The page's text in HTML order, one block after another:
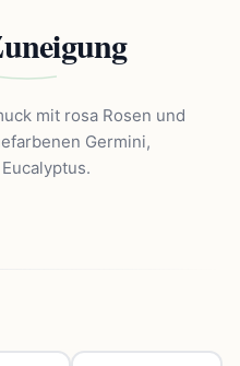
mit rosa Rosen und
Germini,